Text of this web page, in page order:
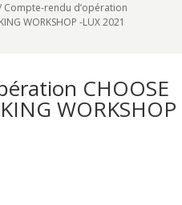
Compte-rendu d’opération
WORKSHOP -LUX 2021
CHOOSE
WORKSHOP